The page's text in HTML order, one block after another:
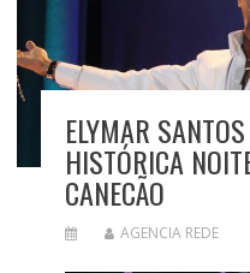
ELYMAR
HISTÓRICA
CANECÃO
AGENCIA REDE